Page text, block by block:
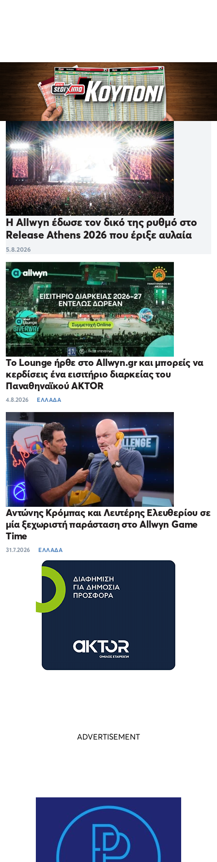
Η Allwyn έδωσε τον δικό της ρυθμό στο
Release Athens 2026 που έριξε αυλαία
5.8.2026
Το Lounge ήρθε στο Allwyn.gr και μπορείς να
κερδίσεις ένα εισιτήριο διαρκείας του
Παναθηναϊκού AKTOR
4.8.2026 ΕΛΛΑΔΑ
Αντώνης Κρόμπας και Λευτέρης Ελευθερίου σε
μία ξεχωριστή παράσταση στο Allwyn Game
Time
31.7.2026 ΕΛΛΑΔΑ